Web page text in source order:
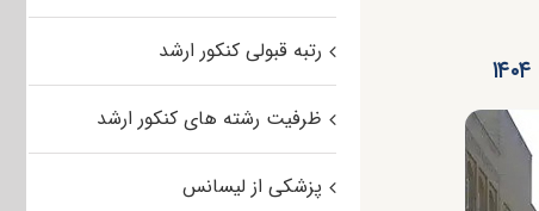
رتبه قبولی کنکور ارشد
ظرفیت رشته های کنکور ارشد
پزشکی از لیسانس